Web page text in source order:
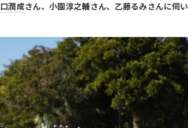
潤成さん、小園淳之輔さん、乙藤るみさんに伺い